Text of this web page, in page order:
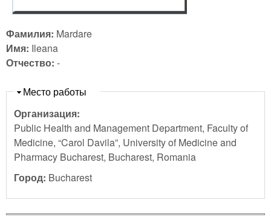
Фамилия: Mardare
Имя: Ileana
Отчество: -
Скрыть
Место работы
Организация:
Public Health and Management Department, Faculty of
Medicine, “Carol Davila”, University of Medicine and
Pharmacy Bucharest, Bucharest, Romania
Город: Bucharest